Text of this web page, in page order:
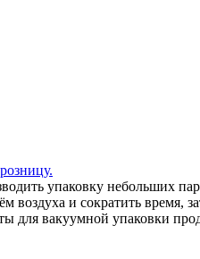
упаковку небольших
и сократить время,
для вакуумной упаковки